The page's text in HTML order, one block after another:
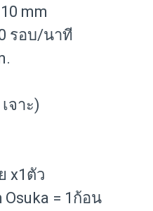
mm
รอบ/นาที
จาะ)
x1ตัว
Osuka = 1ก้อน